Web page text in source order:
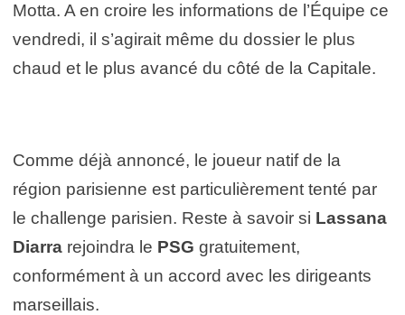
Motta. A en croire les informations de l’Équipe ce
vendredi, il s’agirait même du dossier le plus
chaud et le plus avancé du côté de la Capitale.
Comme déjà annoncé, le joueur natif de la
région parisienne est particulièrement tenté par
le challenge parisien. Reste à savoir si Lassana
Diarra rejoindra le PSG gratuitement,
conformément à un accord avec les dirigeants
marseillais.